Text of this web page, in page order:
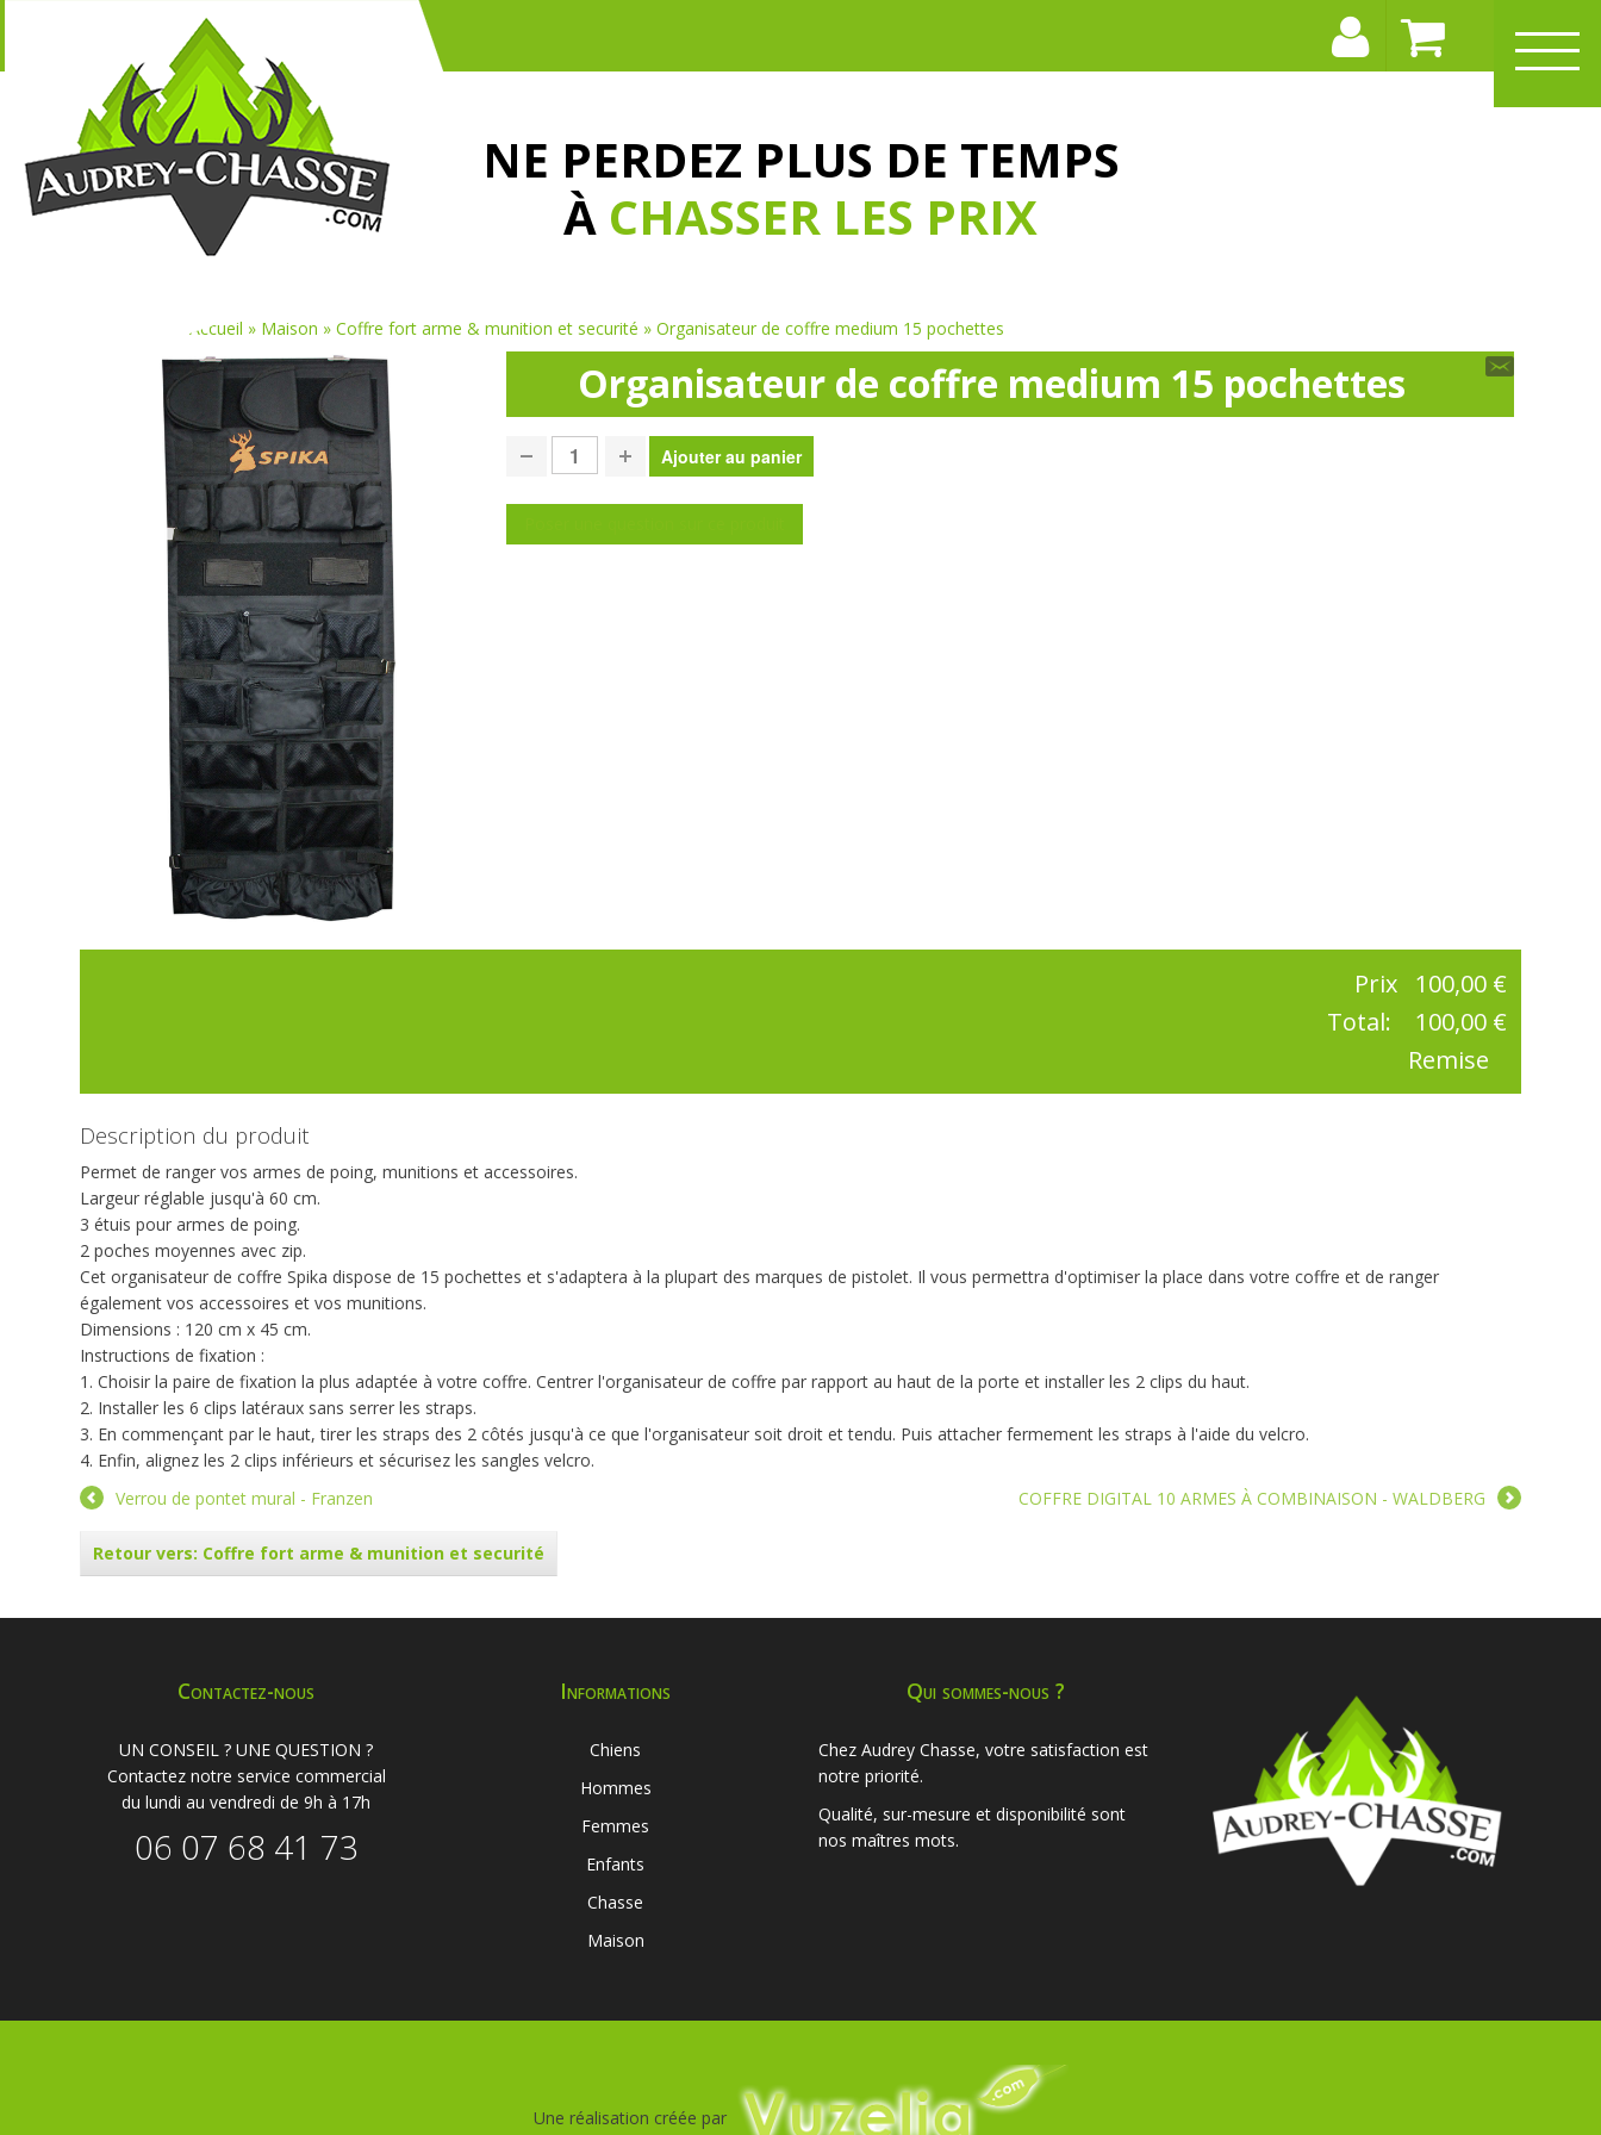
NE PERDEZ PLUS DE TEMPS
À CHASSER LES PRIX
Accueil » Maison »Coffre fort arme & munition et securité »Organisateur de coffre medium 15 pochettes
Organisateur de coffre medium 15 pochettes
Prix
100,00 €
Total:
100,00 €
Remise
Description du produit
Permet de ranger vos armes de poing, munitions et accessoires.
Largeur réglable jusqu'à 60 cm.
3 étuis pour armes de poing.
2 poches moyennes avec zip.
Cet organisateur de coffre Spika dispose de 15 pochettes et s'adaptera à la plupart des marques de pistolet. Il vous permettra d'optimiser la place dans votre coffre et de ranger
également vos accessoires et vos munitions.
Dimensions : 120 cm x 45 cm.
Instructions de fixation :
1. Choisir la paire de fixation la plus adaptée à votre coffre. Centrer l'organisateur de coffre par rapport au haut de la porte et installer les 2 clips du haut.
2. Installer les 6 clips latéraux sans serrer les straps.
3. En commençant par le haut, tirer les straps des 2 côtés jusqu'à ce que l'organisateur soit droit et tendu. Puis attacher fermement les straps à l'aide du velcro.
4. Enfin, alignez les 2 clips inférieurs et sécurisez les sangles velcro.
COFFRE DIGITAL 10 ARMES À COMBINAISON - WALDBERG
Verrou de pontet mural - Franzen
Retour vers: Coffre fort arme & munition et securité
Contactez-nous
UN CONSEIL ? UNE QUESTION ?
Contactez notre service commercial
du lundi au vendredi de 9h à 17h
06 07 68 41 73
Informations
Chiens
Hommes
Femmes
Enfants
Chasse
Maison
Qui sommes-nous ?
Chez Audrey Chasse, votre satisfaction est
notre priorité.
Qualité, sur-mesure et disponibilité sont
nos maîtres mots.
Une réalisation créée par